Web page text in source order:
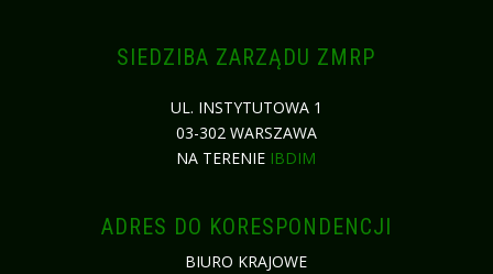
SIEDZIBA ZARZĄDU ZMRP
UL. INSTYTUTOWA 1
03-302 WARSZAWA
NA TERENIE IBDIM
ADRES DO KORESPONDENCJI
BIURO KRAJOWE